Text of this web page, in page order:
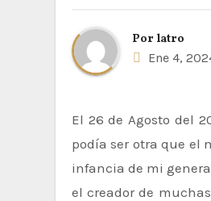
Por latro
Ene 4,
El 26 de Agosto del 2019 empezé mi aventura en la galería de arte bottleneck. Y mi primera adquisición no
podía ser otra que el
infancia de mi
el creador de